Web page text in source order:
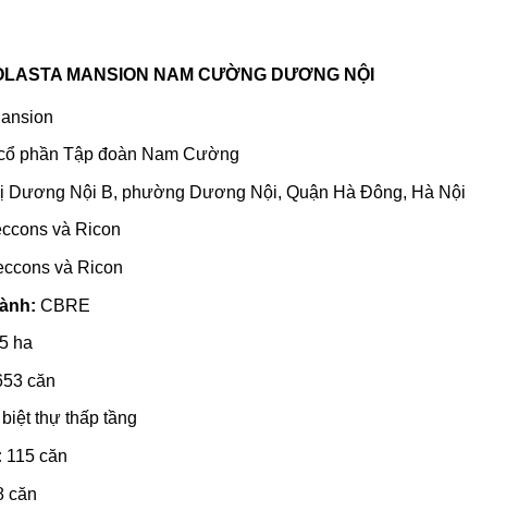
MANSION NAM CƯỜNG DƯƠNG NỘI
phần Tập đoàn Nam Cường
Dương Nội B, phường Dương Nội, Quận Hà Đông, Hà Nội
và Ricon
và Ricon
CBRE
ha
căn
biệt thự thấp tầng
115 căn
căn